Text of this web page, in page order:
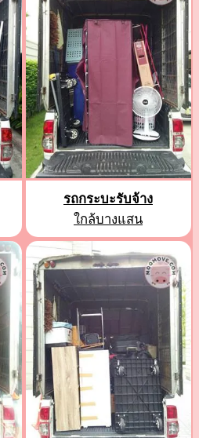
รถกระบะรับจ้าง
ใกล้บางแสน